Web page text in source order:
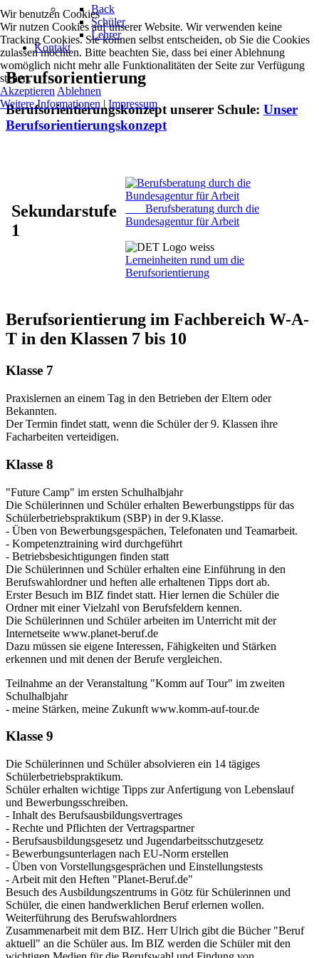
Back
Schüler
Lehrer
Kontakt
Berufsorientierung
Berufsorientierungskonzept unserer Schule: Unser
Berufsorientierungskonzept
Sekundarstufe
1
Berufsberatung durch die
Bundesagentur für Arbeit
Lerneinheiten rund um die
Berufsorientierung
Berufsorientierung im Fachbereich W-A-
T in den Klassen 7 bis 10
Klasse 7
Praxislernen an einem Tag in den Betrieben der Eltern oder
Bekannten.
Der Termin findet statt, wenn die Schüler der 9. Klassen ihre
Facharbeiten verteidigen.
Klasse 8
"Future Camp" im ersten Schulhalbjahr
Die Schülerinnen und Schüler erhalten Bewerbungstipps für das
Schülerbetriebspraktikum (SBP) in der 9.Klasse.
- Üben von Bewerbungsgespächen, Telefonaten und Teamarbeit.
- Kompetenztraining wird durchgeführt
- Betriebsbesichtigungen finden statt
Die Schülerinnen und Schüler erhalten eine Einführung in den
Berufswahlordner und heften alle erhaltenen Tipps dort ab.
Erster Besuch im BIZ findet statt. Hier lernen die Schüler die
Ordner mit einer Vielzahl von Berufsfeldern kennen.
Die Schülerinnen und Schüler arbeiten im Unterricht mit der
Internetseite www.planet-beruf.de
Dazu müssen sie eigene Interessen, Fähigkeiten und Stärken
erkennen und mit denen der Berufe vergleichen.
Teilnahme an der Veranstaltung "Komm auf Tour" im zweiten
Schulhalbjahr
- meine Stärken, meine Zukunft www.komm-auf-tour.de
Klasse 9
Die Schülerinnen und Schüler absolvieren ein 14 tägiges
Schülerbetriebspraktikum.
Schüler erhalten wichtige Tipps zur Anfertigung von Lebenslauf
und Bewerbungsschreiben.
- Inhalt des Berufsausbildungsvertrages
- Rechte und Pflichten der Vertragspartner
- Berufsausbildungsgesetz und Jugendarbeitsschutzgesetz
- Bewerbungsunterlagen nach EU-Norm erstellen
- Üben von Vorstellungsgesprächen und Einstellungstests
- Arbeit mit den Heften "Planet-Beruf.de"
Besuch des Ausbildungszentrums in Götz für Schülerinnen und
Schüler, die einen handwerklichen Beruf erlernen wollen.
Weiterführung des Berufswahlordners
Zusammenarbeit mit dem BIZ. Herr Ulrich gibt die Bücher "Beruf
aktuell" an die Schüler aus. Im BIZ werden die Schüler mit den
Wir benutzen Cookies
Wir nutzen Cookies auf unserer Website. Wir verwenden keine
Tracking Cookies. Sie können selbst entscheiden, ob Sie die Cookies
zulassen möchten. Bitte beachten Sie, dass bei einer Ablehnung
womöglich nicht mehr alle Funktionalitäten der Seite zur Verfügung
stehen.
Akzeptieren Ablehnen
Weitere Informationen | Impressum